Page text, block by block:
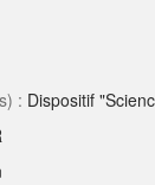
: Dispositif